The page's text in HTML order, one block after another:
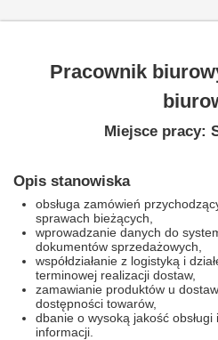
Pracownik
Miejsce pracy:
Opis stanowiska
obsługa zamówień
sprawach bieżących,
wprowadzanie danych do
dokumentów sprzedażowych,
współdziałanie z logistyką i
terminowej realizacji dostaw,
zamawianie produktów u
dostępności towarów,
dbanie o wysoką jakość obsługi
informacji.